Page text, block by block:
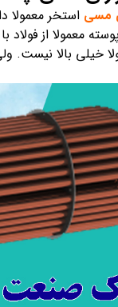
مسی استخر
خیلی بالا نیست.